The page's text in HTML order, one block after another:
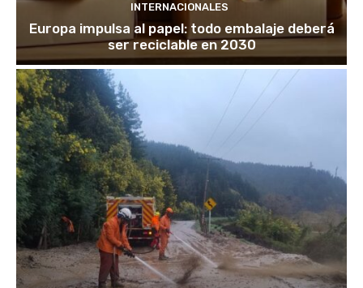
INTERNACIONALES
Europa impulsa al papel: todo embalaje deberá
ser reciclable en 2030